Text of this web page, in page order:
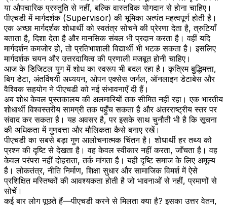
या औपचारिक प्रस्तुति से नहीं, बल्कि वास्तविक योगदान से होना चाहिए।
पीएचडी में मार्गदर्शक (Supervisor) की भूमिका अत्यंत महत्वपूर्ण होती है।
एक अच्छा मार्गदर्शक शोधार्थी को स्वतंत्र सोचने की प्रेरणा देता है, त्रुटियाँ
बताता है, दिशा देता है और मानसिक संबल भी प्रदान करता है। वहीं यदि
मार्गदर्शन कमजोर हो, तो प्रतिभाशाली विद्यार्थी भी भटक सकता है। इसलिए
मार्गदर्शक चयन और उत्तरदायित्व की प्रणाली मजबूत होनी चाहिए।
आज के डिजिटल युग में शोध का स्वरूप भी बदल रहा है। कृत्रिम बुद्धिमत्ता,
बिग डेटा, अंतर्विषयी अध्ययन, ओपन एक्सेस जर्नल, ऑनलाइन डेटाबेस और
वैश्विक सहयोग ने पीएचडी को नई संभावनाएँ दी हैं।
अब शोध केवल पुस्तकालय की अलमारियों तक सीमित नहीं रहा। एक भारतीय
शोधार्थी विश्वस्तरीय सामग्री तक पहुँच सकता है और अंतरराष्ट्रीय स्तर पर
संवाद कर सकता है। यह अवसर है, पर इसके साथ चुनौती भी है कि सूचना
की अधिकता में गुणवत्ता और मौलिकता कैसे बनाए रखें।
पीएचडी का सबसे बड़ा गुण आलोचनात्मक चिंतन है। शोधार्थी हर तथ्य को
प्रश्न की दृष्टि से देखता है। वह केवल स्वीकार नहीं करता, जाँचता है। वह
केवल परंपरा नहीं दोहराता, तर्क मांगता है। यही दृष्टि समाज के लिए अमूल्य
है। लोकतंत्र, नीति निर्माण, शिक्षा सुधार और सामाजिक विमर्श में ऐसे
प्रशिक्षित मस्तिष्कों की आवश्यकता होती है जो भावनाओं से नहीं, प्रमाणों से
सोचें।
कई बार लोग पूछते हैं—पीएचडी करने से मिलता क्या है? इसका उत्तर वेतन,